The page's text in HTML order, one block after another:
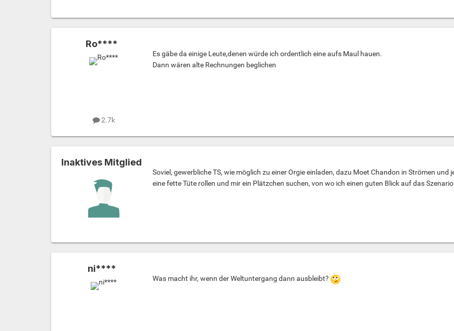
Ro****
2.7k
Es gäbe da einige Leute,denen würde ich ordentlich eine aufs Maul hauen.
Dann wären alte Rechnungen beglichen
Inaktives Mitglied
Soviel, gewerbliche TS, wie möglich zu einer Orgie einladen, dazu Moet Chandon in Strömen und
eine fette Tüte rollen und mir ein Plätzchen suchen, von wo ich einen guten Blick auf das
ni****
Was macht ihr, wenn der Weltuntergang dann ausbleibt?